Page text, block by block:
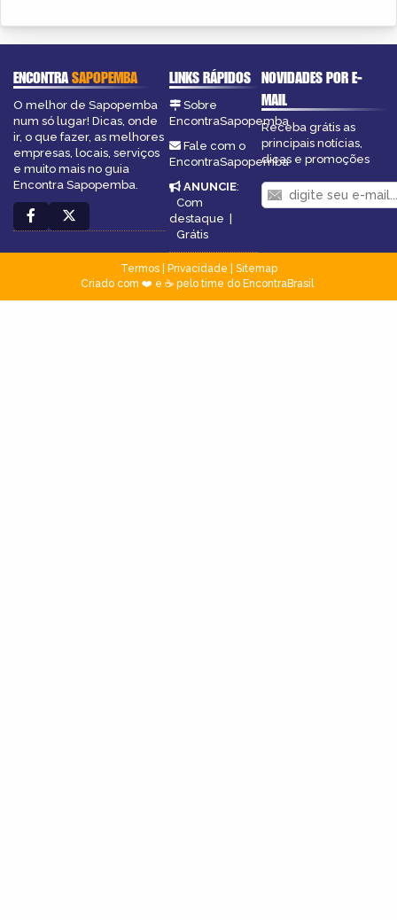
ENCONTRASAPOPEMBA
O melhor de Sapopemba
num só lugar! Dicas, onde
ir, o que fazer, as melhores
empresas, locais, serviços
e muito mais no guia
Encontra Sapopemba.
LINKS RÁPIDOS
Sobre
EncontraSapopemba
Fale com o
EncontraSapopemba
ANUNCIE:
Com
destaque |
Grátis
NOVIDADES POR E-
MAIL
Receba grátis as
principais notícias,
dicas e promoções
Termos| Privacidade
Sitemap
Criado com ❤️ e ☕ pelo time do EncontraBrasil